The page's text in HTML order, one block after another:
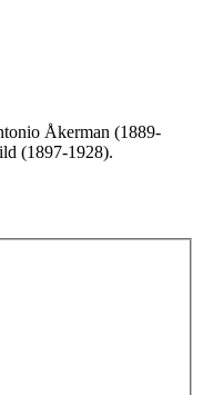
Åkerman (1889-
(1897-1928).